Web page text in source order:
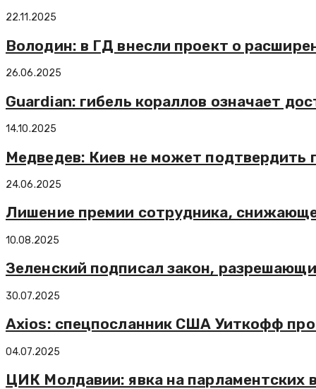
22.11.2025
Володин: в ГД внесли проект о
26.06.2025
Guardian: гибель кораллов означает
14.10.2025
Медведев: Киев не может
24.06.2025
Лишение премии сотрудника,
10.08.2025
Зеленский подписал закон,
30.07.2025
Axios: спецпосланник США Уиткофф
04.07.2025
ЦИК Молдавии: явка на парламентских